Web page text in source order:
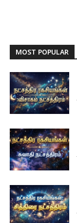
MOST POPULAR